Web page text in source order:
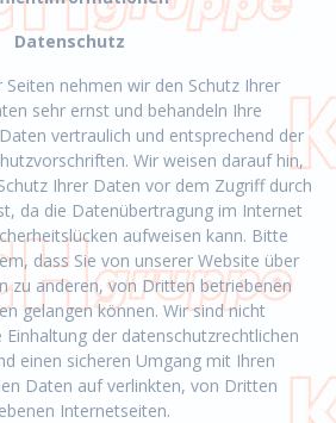
Datenschutz
Seiten nehmen wir den Schutz Ihrer
sehr ernst und behandeln Ihre
vertraulich und entsprechend der
Wir weisen darauf hin,
Ihrer Daten vor dem Zugriff durch
da die Datenübertragung im Internet
aufweisen kann. Bitte
dass Sie von unserer Website über
zu anderen, von Dritten betriebenen
gelangen können. Wir sind nicht
der datenschutzrechtlichen
einen sicheren Umgang mit Ihren
Daten auf verlinkten, von Dritten
Internetseiten.